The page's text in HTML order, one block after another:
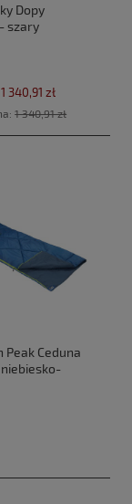
Dopy
szary
1 340,91 zł
1 340,91 zł
Peak Ceduna